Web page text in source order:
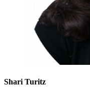
Shari Turitz